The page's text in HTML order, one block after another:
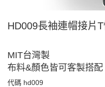
HD009長袖連帽接片
MIT台灣製
布料&顏色皆可客製搭配
代碼 hd009